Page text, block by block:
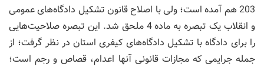
203 هم آمده است؛ ولی با اصلاح قانون تشکیل دادگاه‌های عمومی
و انقلاب یک تبصره به ماده 4 ملحق شد. این تبصره صلاحیت‌هایی
را برای دادگاه با تشکیل دادگاه‌های کیفری استان در نظر گرفت؛ از
جمله جرایمی که مجازات قانونی آنها اعدام، قصاص و رجم است؛